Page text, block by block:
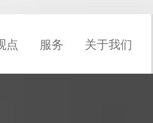
点 服务 关于我们